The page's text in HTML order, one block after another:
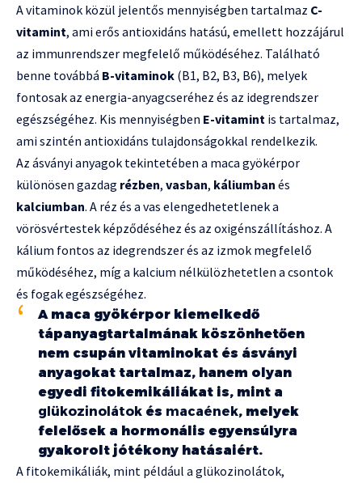
A vitaminok közül jelentős mennyiségben tartalmaz C-
vitamint, ami erős antioxidáns hatású, emellett hozzájárul
az immunrendszer megfelelő működéséhez. Található
benne továbbá B-vitaminok (B1, B2, B3, B6), melyek
fontosak az energia-anyagcseréhez és az idegrendszer
egészségéhez. Kis mennyiségben E-vitamint is tartalmaz,
ami szintén antioxidáns tulajdonságokkal rendelkezik.
Az ásványi anyagok tekintetében a maca gyökérpor
különösen gazdag rézben, vasban, káliumban és
kalciumban. A réz és a vas elengedhetetlenek a
vörösvértestek képződéséhez és az oxigénszállításhoz. A
kálium fontos az idegrendszer és az izmok megfelelő
működéséhez, míg a kalcium nélkülözhetetlen a csontok
és fogak egészségéhez.
A maca gyökérpor kiemelkedő
tápanyagtartalmának köszönhetően
nem csupán vitaminokat és ásványi
anyagokat tartalmaz, hanem olyan
egyedi fitokemikáliákat is, mint a
glükozinolátok és macaének, melyek
felelősek a hormonális egyensúlyra
gyakorolt jótékony hatásaiért.
A fitokemikáliák, mint például a glükozinolátok,